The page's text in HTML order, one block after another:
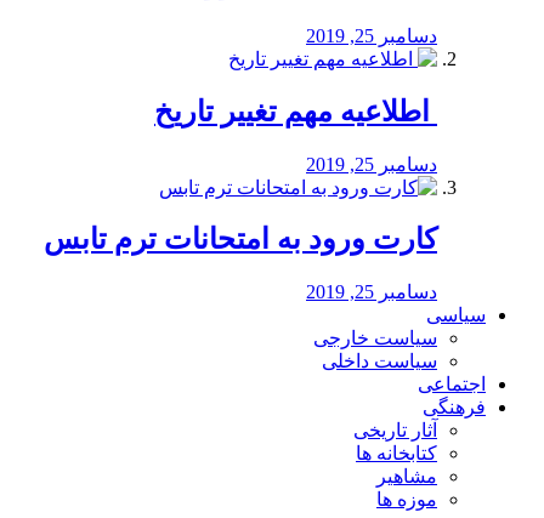
دسامبر 25, 2019
️ اطلاعیه مهم تغییر تاریخ
دسامبر 25, 2019
کارت ورود به امتحانات ترم تابس
دسامبر 25, 2019
سیاسی
سیاست خارجی
سیاست داخلی
اجتماعی
فرهنگی
آثار تاریخی
کتابخانه ها
مشاهیر
موزه ها